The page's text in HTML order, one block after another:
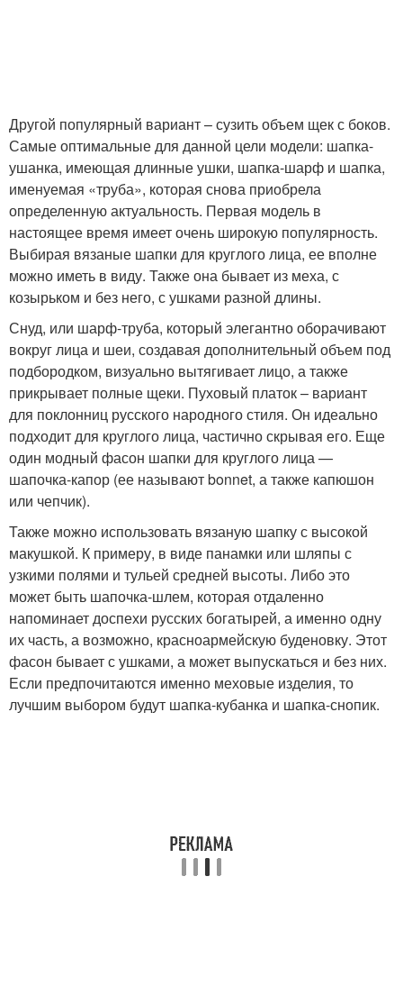
Другой популярный вариант – сузить объем щек с боков.
Самые оптимальные для данной цели модели: шапка-
ушанка, имеющая длинные ушки, шапка-шарф и шапка,
именуемая «труба», которая снова приобрела
определенную актуальность. Первая модель в
настоящее время имеет очень широкую популярность.
Выбирая вязаные шапки для круглого лица, ее вполне
можно иметь в виду. Также она бывает из меха, с
козырьком и без него, с ушками разной длины.
Снуд, или шарф-труба, который элегантно оборачивают
вокруг лица и шеи, создавая дополнительный объем под
подбородком, визуально вытягивает лицо, а также
прикрывает полные щеки. Пуховый платок – вариант
для поклонниц русского народного стиля. Он идеально
подходит для круглого лица, частично скрывая его. Еще
один модный фасон шапки для круглого лица —
шапочка-капор (ее называют bonnet, а также капюшон
или чепчик).
Также можно использовать вязаную шапку с высокой
макушкой. К примеру, в виде панамки или шляпы с
узкими полями и тульей средней высоты. Либо это
может быть шапочка-шлем, которая отдаленно
напоминает доспехи русских богатырей, а именно одну
их часть, а возможно, красноармейскую буденовку. Этот
фасон бывает с ушками, а может выпускаться и без них.
Если предпочитаются именно меховые изделия, то
лучшим выбором будут шапка-кубанка и шапка-снопик.